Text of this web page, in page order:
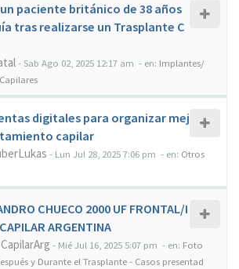
un paciente británico de 38 años
tras realizarse un Trasplante C
- Sab Ago 02, 2025 12:17 am - en: Implantes/
digitales para organizar mej
capilar
- Lun Jul 28, 2025 7:06 pm - en: Otros
CHUECO 2000 UF FRONTAL/I
ARGENTINA
- Mié Jul 16, 2025 5:07 pm - en: Foto
y Durante el Trasplante - Casos presentad